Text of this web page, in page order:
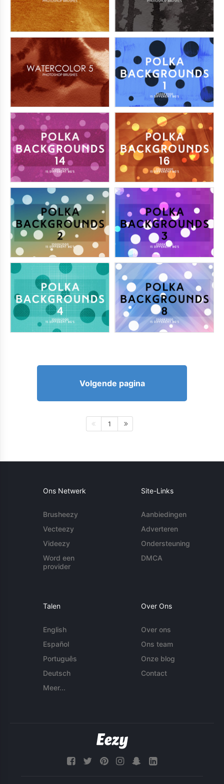
Volgende pagina
1
Ons Netwerk
Brusheezy
Vecteezy
Videezy
Word een
provider
Site-Links
Aanbiedingen
Adverteren
Ondersteuning
DMCA
Talen
English
Español
Português
Deutsch
Meer...
Over Ons
Over ons
Ons team
Onze blog
Contact